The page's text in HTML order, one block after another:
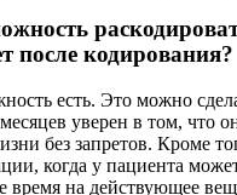
после кодирования?
есть. Это можно
уверен в том, что
без запретов. Кроме
когда у пациента
время на действующее